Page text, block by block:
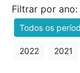
Filtrar por ano:
Todos os
2022 2021